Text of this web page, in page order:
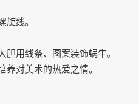
线。
用线条、图案装饰蜗牛。
对美术的热爱之情。